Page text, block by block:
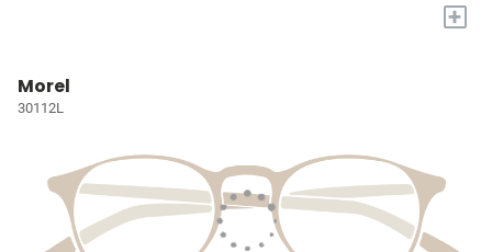
+
Morel
30112L